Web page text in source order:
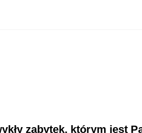
zabytek, którym jest